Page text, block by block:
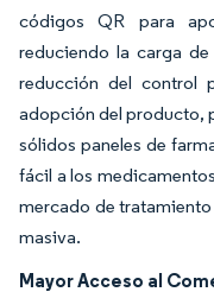
códigos QR para
reduciendo la carga
reducción del control
adopción del producto,
sólidos paneles de
fácil a los
mercado de
masiva.
Mayor Acceso al